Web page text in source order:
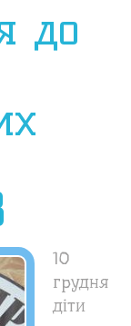
до
10
грудня
діти